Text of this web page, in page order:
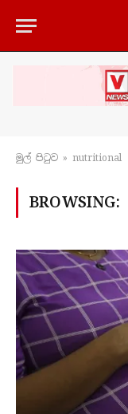
මුල් පිටු​ව » nutritional
BROWSING: